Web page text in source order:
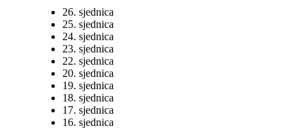
26. sjednica
25. sjednica
24. sjednica
23. sjednica
22. sjednica
20. sjednica
19. sjednica
18. sjednica
17. sjednica
16. sjednica